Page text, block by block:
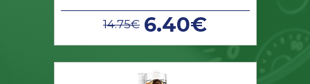
14.75€ 6.40€